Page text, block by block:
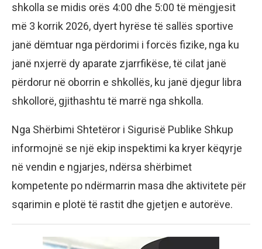
shkolla se midis orës 4:00 dhe 5:00 të mëngjesit
më 3 korrik 2026, dyert hyrëse të sallës sportive
janë dëmtuar nga përdorimi i forcës fizike, nga ku
janë nxjerrë dy aparate zjarrfikëse, të cilat janë
përdorur në oborrin e shkollës, ku janë djegur libra
shkollorë, gjithashtu të marrë nga shkolla.
Nga Shërbimi Shtetëror i Sigurisë Publike Shkup
informojnë se një ekip inspektimi ka kryer këqyrje
në vendin e ngjarjes, ndërsa shërbimet
kompetente po ndërmarrin masa dhe aktivitete për
sqarimin e plotë të rastit dhe gjetjen e autorëve.